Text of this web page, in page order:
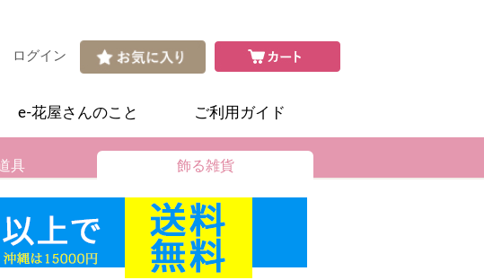
ログイン
e-花屋さんのこと ご利用ガイド
具 飾る雑貨